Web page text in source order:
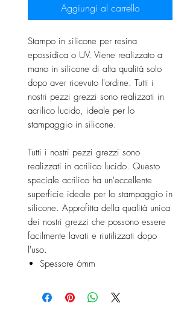
Aggiungi al carrello
Stampo in silicone per resina
epossidica o UV. Viene realizzato a
mano in silicone di alta qualità solo
dopo aver ricevuto l'ordine. Tutti i
nostri pezzi grezzi sono realizzati in
acrilico lucido, ideale per lo
stampaggio in silicone.
Tutti i nostri pezzi grezzi sono
realizzati in acrilico lucido. Questo
speciale acrilico ha un'eccellente
superficie ideale per lo stampaggio in
silicone. Approfitta della qualità unica
dei nostri grezzi che possono essere
facilmente lavati e riutilizzati dopo
l'uso.
Spessore 6mm